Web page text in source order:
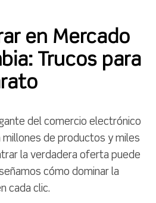
en Mercado
Trucos para
del comercio electrónico
millones de productos y miles
la verdadera oferta puede
cómo dominar la
cada clic.